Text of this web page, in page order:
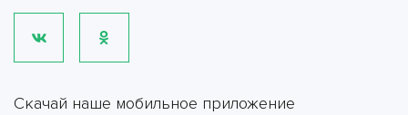
Скачай наше мобильное приложение